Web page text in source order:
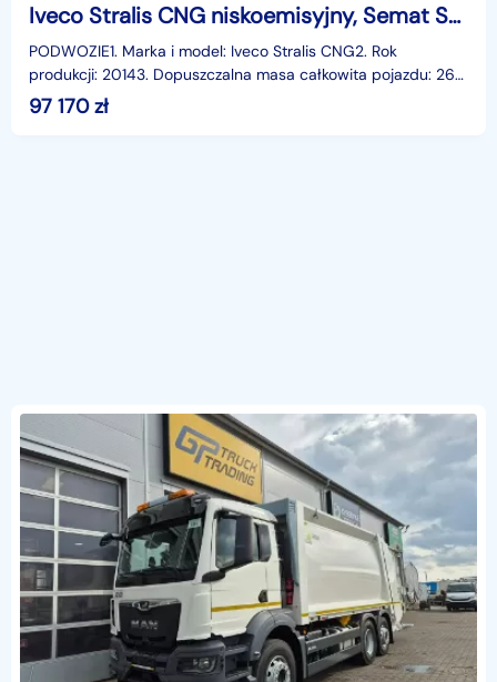
Iveco Stralis CNG niskoemisyjny, Semat Stralis CNG niskoemisyjny, Semat
PODWOZIE1. Marka i model: Iveco Stralis CNG2. Rok
produkcji: 20143. Dopuszczalna masa całkowita pojazdu: 26
000 kg4. Podwozie 3-osiowe, tylna oś wyposażona w ko
97 170zł